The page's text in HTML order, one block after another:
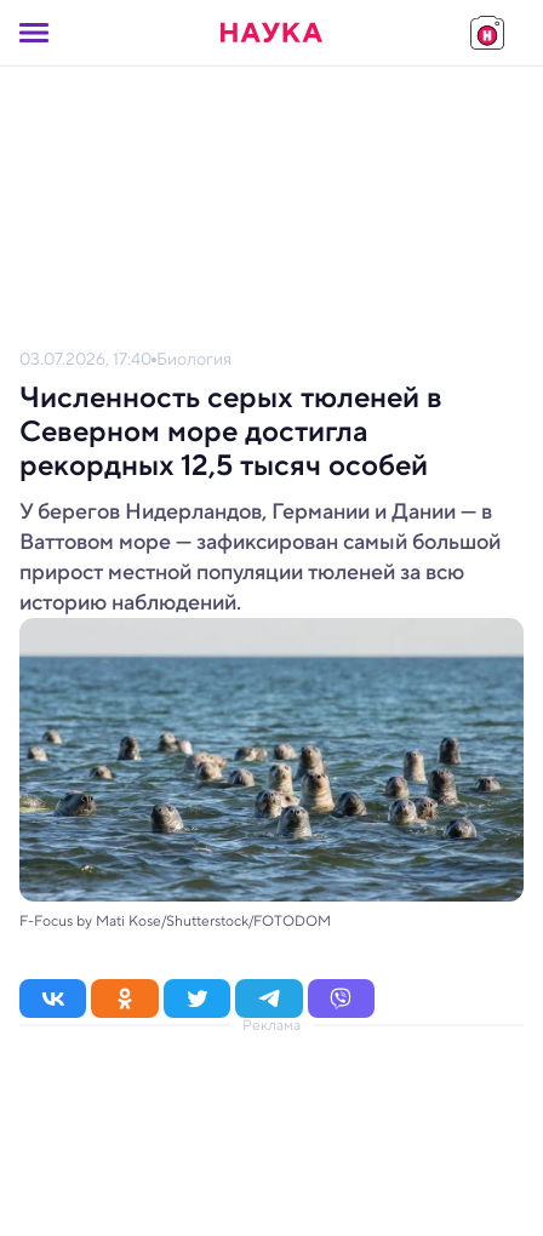
03.07.2026, 17:40 Биология
Численность серых тюленей в
Северном море достигла
рекордных 12,5 тысяч особей
У берегов Нидерландов, Германии и Дании — в
Ваттовом море — зафиксирован самый большой
прирост местной популяции тюленей за всю
историю наблюдений.
F-Focus by Mati Kose/Shutterstock/FOTODOM
Реклама